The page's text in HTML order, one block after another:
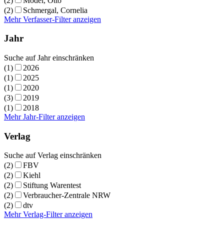
(2)
Schmergal, Cornelia
Mehr Verfasser-Filter anzeigen
Jahr
Suche auf Jahr einschränken
(1)
2026
(1)
2025
(1)
2020
(3)
2019
(1)
2018
Mehr Jahr-Filter anzeigen
Verlag
Suche auf Verlag einschränken
(2)
FBV
(2)
Kiehl
(2)
Stiftung Warentest
(2)
Verbraucher-Zentrale NRW
(2)
dtv
Mehr Verlag-Filter anzeigen